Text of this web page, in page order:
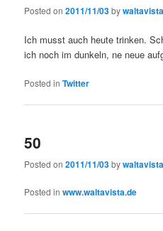
Posted on2011/11/03bywaltavista
Ich musst auch heute trinken.
ich noch im dunkeln, ne neue
Posted in Twitter
50
Posted on2011/11/03bywaltavista
Posted in www.waltavista.de